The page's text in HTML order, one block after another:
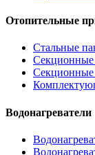
Отопительные
Стальные
Секционные
Водонагреватели